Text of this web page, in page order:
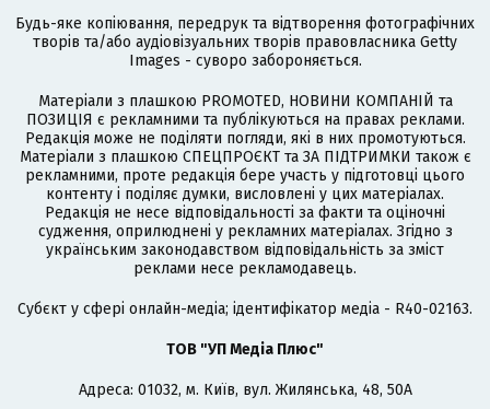
Будь-яке копіювання, передрук та відтворення фотографічних
творів та/або аудіовізуальних творів правовласника Getty
Images - суворо забороняється.
Матеріали з плашкою PROMOTED, НОВИНИ КОМПАНІЙ та
ПОЗИЦІЯ є рекламними та публікуються на правах реклами.
Редакція може не поділяти погляди, які в них промотуються.
Матеріали з плашкою СПЕЦПРОЄКТ та ЗА ПІДТРИМКИ також є
рекламними, проте редакція бере участь у підготовці цього
контенту і поділяє думки, висловлені у цих матеріалах.
Редакція не несе відповідальності за факти та оціночні
судження, оприлюднені у рекламних матеріалах. Згідно з
українським законодавством відповідальність за зміст
реклами несе рекламодавець.
Cубєкт у сфері онлайн-медіа; ідентифікатор медіа - R40-02163.
ТОВ "УП Медіа Плюс"
Адреса: 01032, м. Київ, вул. Жилянська, 48, 50А